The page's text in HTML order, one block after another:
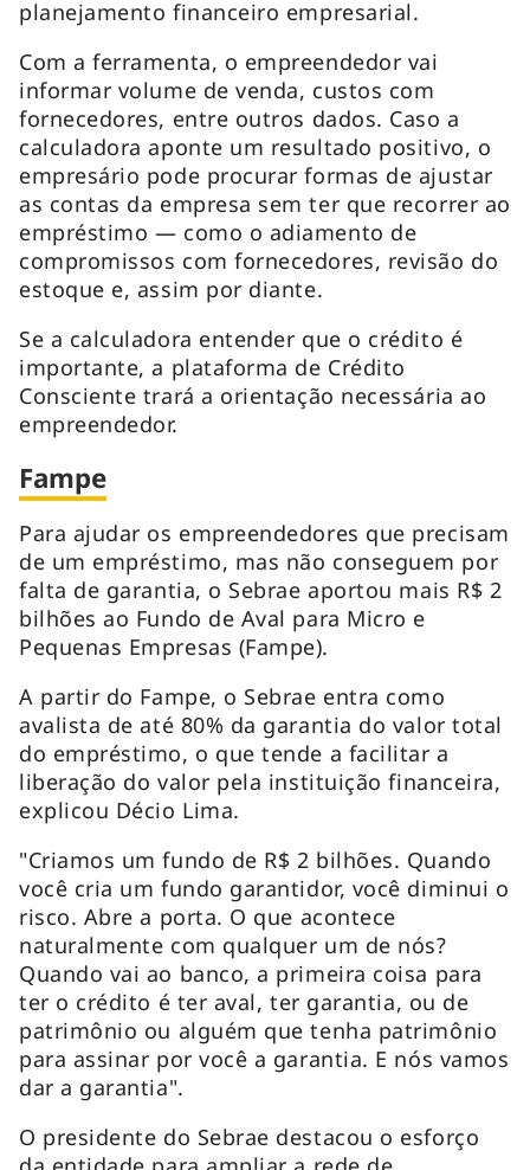
planejamento financeiro empresarial.
Com a ferramenta, o empreendedor vai
informar volume de venda, custos com
fornecedores, entre outros dados. Caso a
calculadora aponte um resultado positivo, o
empresário pode procurar formas de ajustar
as contas da empresa sem ter que recorrer ao
empréstimo — como o adiamento de
compromissos com fornecedores, revisão do
estoque e, assim por diante.
Se a calculadora entender que o crédito é
importante, a plataforma de Crédito
Consciente trará a orientação necessária ao
empreendedor.
Fampe
Para ajudar os empreendedores que precisam
de um empréstimo, mas não conseguem por
falta de garantia, o Sebrae aportou mais R$ 2
bilhões ao Fundo de Aval para Micro e
Pequenas Empresas (Fampe).
A partir do Fampe, o Sebrae entra como
avalista de até 80% da garantia do valor total
do empréstimo, o que tende a facilitar a
liberação do valor pela instituição financeira,
explicou Décio Lima.
"Criamos um fundo de R$ 2 bilhões. Quando
você cria um fundo garantidor, você diminui o
risco. Abre a porta. O que acontece
naturalmente com qualquer um de nós?
Quando vai ao banco, a primeira coisa para
ter o crédito é ter aval, ter garantia, ou de
patrimônio ou alguém que tenha patrimônio
para assinar por você a garantia. E nós vamos
dar a garantia".
O presidente do Sebrae destacou o esforço